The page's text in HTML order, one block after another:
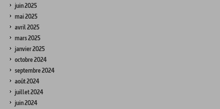
juin 2025
mai 2025
avril 2025
mars 2025
janvier 2025
octobre 2024
septembre 2024
août 2024
juillet 2024
juin 2024